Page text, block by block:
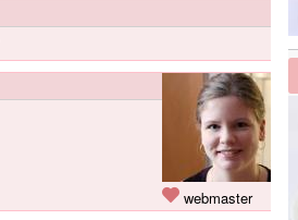
webmaster